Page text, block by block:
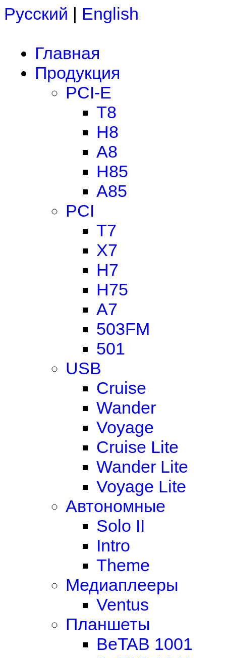
Русский | English
Главная
Продукция
PCI-E
T8
H8
A8
H85
A85
PCI
T7
X7
H7
H75
A7
503FM
501
USB
Cruise
Wander
Voyage
Cruise Lite
Wander Lite
Voyage Lite
Автономные
Solo II
Intro
Theme
Медиаплееры
Ventus
Планшеты
BeTAB 1001